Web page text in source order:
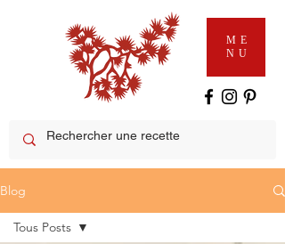
ME
NU
Blog
Tous Posts